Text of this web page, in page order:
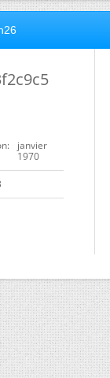
janvier
1970